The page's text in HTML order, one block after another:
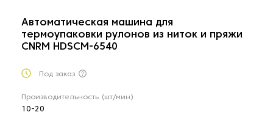
Автоматическая машина для
термоупаковки рулонов из ниток и пряжи
CNRM HDSCM-6540
Под заказ
Производительность (шт/мин)
10-20